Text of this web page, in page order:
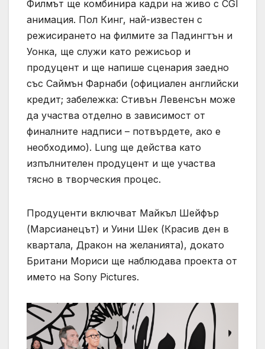
Филмът ще комбинира кадри на живо с CGI
анимация. Пол Кинг, най-известен с
режисирането на филмите за Падингтън и
Уонка, ще служи като режисьор и
продуцент и ще напише сценария заедно
със Саймън Фарнаби (официален английски
кредит; забележка: Стивън Левенсън може
да участва отделно в зависимост от
финалните надписи – потвърдете, ако е
необходимо). Lung ще действа като
изпълнителен продуцент и ще участва
тясно в творческия процес.
Продуценти включват Майкъл Шейфър
(Марсианецът) и Уини Шек (Красив ден в
квартала, Дракон на желанията), докато
Британи Мориси ще наблюдава проекта от
името на Sony Pictures.